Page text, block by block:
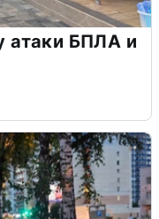
атаки БПЛА и